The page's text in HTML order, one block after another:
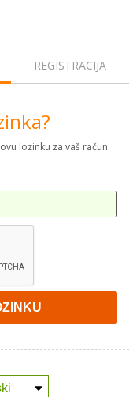
REGISTRACIJA
lozinku za vaš račun